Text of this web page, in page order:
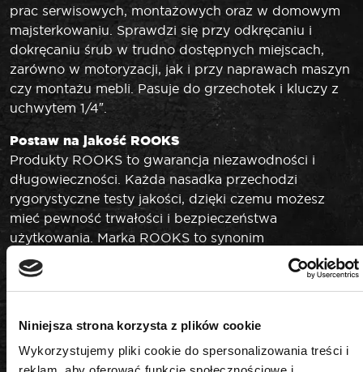
Niniejsza strona korzysta z plików cookie
Wykorzystujemy pliki cookie do spersonalizowania treści i
prac serwisowych, montażowych oraz w domowym
majsterkowaniu. Sprawdzi się przy odkręcaniu i
dokręcaniu śrub w trudno dostępnych miejscach,
zarówno w motoryzacji, jak i przy naprawach maszyn
czy montażu mebli. Pasuje do grzechotek i kluczy z
uchwytem 1/4″.
Postaw na jakość ROOKS
Produkty ROOKS to gwarancja niezawodności i
długowieczności. Każda nasadka przechodzi
rygorystyczne testy jakości, dzięki czemu możesz
mieć pewność trwałości i bezpieczeństwa
użytkowania. Marka ROOKS to synonim
profesjonalizmu, na którym możesz polegać każdego
dnia.
DANE TECHNICZNE